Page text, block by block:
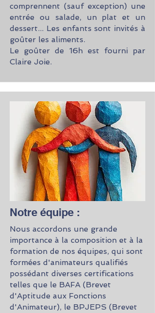
comprennent (sauf exception) une
entrée ou salade, un plat et un
dessert... Les enfants sont invités à
goûter les aliments.
Le goûter de 16h est fourni par
Claire Joie.
Notre équipe :
Nous accordons une grande
importance à la composition et à la
formation de nos équipes, qui sont
formées d'animateurs qualifiés
possédant diverses certifications
telles que le BAFA (Brevet
d'Aptitude aux Fonctions
d'Animateur), le BPJEPS (Brevet